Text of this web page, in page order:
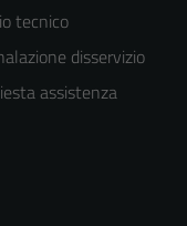
tecnico
disservizio
assistenza